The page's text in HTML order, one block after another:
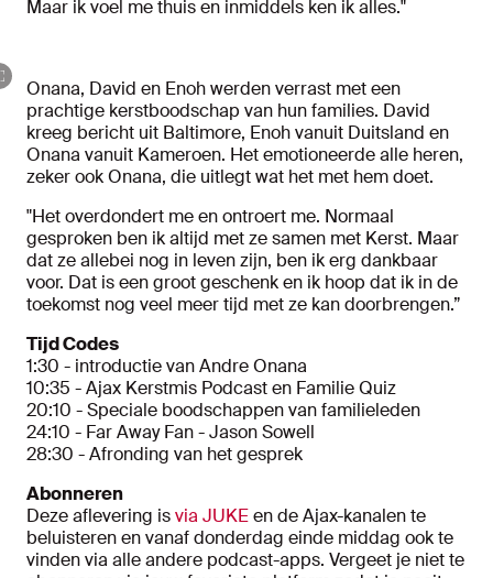
Maar ik voel me thuis en inmiddels ken ik alles."
Onana, David en Enoh werden verrast met een
prachtige kerstboodschap van hun families. David
kreeg bericht uit Baltimore, Enoh vanuit Duitsland en
Onana vanuit Kameroen. Het emotioneerde alle heren,
zeker ook Onana, die uitlegt wat het met hem doet.
"Het overdondert me en ontroert me. Normaal
gesproken ben ik altijd met ze samen met Kerst. Maar
dat ze allebei nog in leven zijn, ben ik erg dankbaar
voor. Dat is een groot geschenk en ik hoop dat ik in de
toekomst nog veel meer tijd met ze kan doorbrengen.”
Tijd Codes
1:30 - introductie van Andre Onana
10:35 - Ajax Kerstmis Podcast en Familie Quiz
20:10 - Speciale boodschappen van familieleden
24:10 - Far Away Fan - Jason Sowell
28:30 - Afronding van het gesprek
Abonneren
Deze aflevering isvia JUKEen de Ajax-kanalen te
beluisteren en vanaf donderdag einde middag ook te
vinden via alle andere podcast-apps. Vergeet je niet te